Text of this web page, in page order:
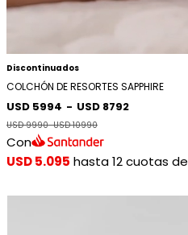
Discontinuados
COLCHÓN DE RESORTES SAPPHIRE
USD 5994 - USD 8792
USD 9990-USD 10990
Con
USD 5.095 hasta 12 cuotas de